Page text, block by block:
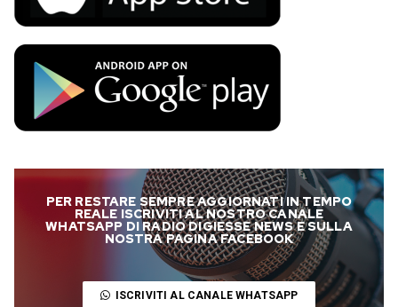
PER RESTARE SEMPRE AGGIORNATI IN TEMPO
REALE ISCRIVITI AL NOSTRO CANALE
WHATSAPP DI RADIO DIGIESSE NEWS E SULLA
NOSTRA PAGINA FACEBOOK
ISCRIVITI AL CANALE WHATSAPP